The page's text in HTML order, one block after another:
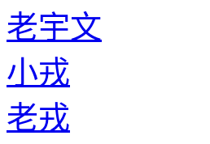
老宇文
小戎
老戎